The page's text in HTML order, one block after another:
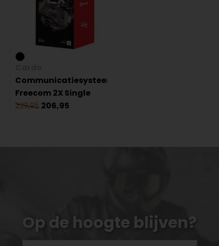
Communicatiesysteem
Freecom 2X Single
229,95 206,95
Op de hoogte blijven?